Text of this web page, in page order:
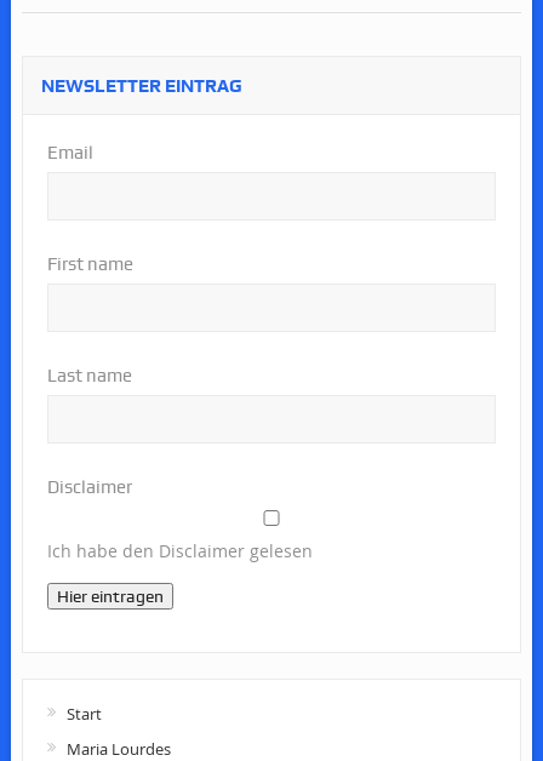
NEWSLETTER EINTRAG
Email
First name
Last name
Disclaimer
Ich habe den Disclaimer gelesen
Hier eintragen
Start
Maria Lourdes